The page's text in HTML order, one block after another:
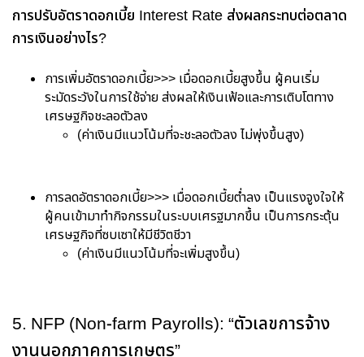
การปรับอัตราดอกเบี้ย Interest Rate ส่งผลกระทบต่อตลาด
การเงินอย่างไร?
การเพิ่มอัตราดอกเบี้ย>>> เมื่อดอกเบี้ยสูงขึ้น ผู้คนเริ่ม
ระมัดระวังในการใช้จ่าย ส่งผลให้เงินเฟ้อและการเติบโตทาง
เศรษฐกิจชะลอตัวลง
(ค่าเงินมีแนวโน้มที่จะชะลอตัวลง ไม่พุ่งขึ้นสูง)
การลดอัตราดอกเบี้ย>>> เมื่อดอกเบี้ยต่ำลง เป็นแรงจูงใจให้
ผู้คนเข้ามาทำกิจกรรมในระบบเศรฐมากขึ้น เป็นการกระตุ้น
เศรษฐกิจที่ซบเซาให้มีชีวิตชีวา
(ค่าเงินมีแนวโน้มที่จะเพิ่มสูงขึ้น)
5. NFP (Non-farm Payrolls): “ตัวเลขการจ้าง
งานนอกภาคการเกษตร”